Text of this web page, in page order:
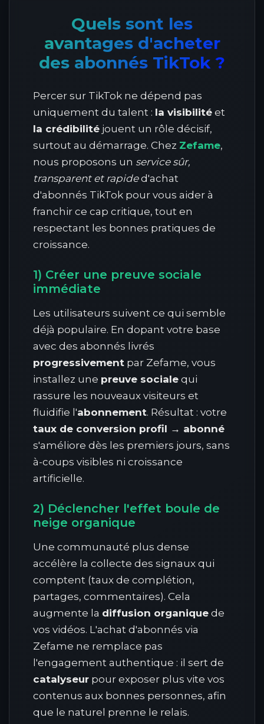
Quels sont les
avantages d'acheter
des abonnés TikTok ?
Percer sur TikTok ne dépend pas
uniquement du talent : la visibilité et
la crédibilité jouent un rôle décisif,
surtout au démarrage. Chez Zefame,
nous proposons un service sûr,
transparent et rapided'achat
d'abonnés TikTok pour vous aider à
franchir ce cap critique, tout en
respectant les bonnes pratiques de
croissance.
1) Créer une preuve sociale
immédiate
Les utilisateurs suivent ce qui semble
déjà populaire. En dopant votre base
avec des abonnés livrés
progressivement par Zefame, vous
installez une preuve sociale qui
rassure les nouveaux visiteurs et
fluidifie l'abonnement. Résultat : votre
taux de conversion profil → abonné
s'améliore dès les premiers jours, sans
à-coups visibles ni croissance
artificielle.
2) Déclencher l'effet boule de
neige organique
Une communauté plus dense
accélère la collecte des signaux qui
comptent (taux de complétion,
partages, commentaires). Cela
augmente la diffusion organique de
vos vidéos. L'achat d'abonnés via
Zefame ne remplace pas
l'engagement authentique : il sert de
catalyseur pour exposer plus vite vos
contenus aux bonnes personnes, afin
que le naturel prenne le relais.